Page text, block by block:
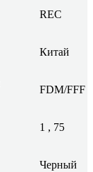
REC
Китай
FDM/FFF
1 , 75
Черный